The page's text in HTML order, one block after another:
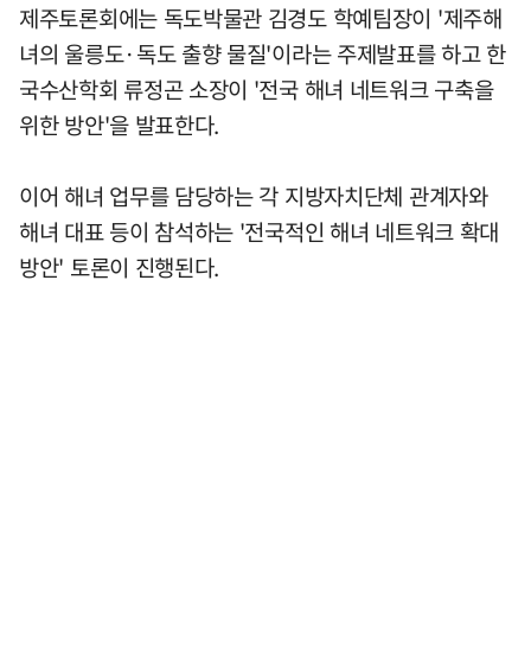
제주토론회에는 독도박물관 김경도 학예팀장이 '제주해
녀의 울릉도·독도 출향 물질'이라는 주제발표를 하고 한
국수산학회 류정곤 소장이 '전국 해녀 네트워크 구축을
위한 방안'을 발표한다.
이어 해녀 업무를 담당하는 각 지방자치단체 관계자와
해녀 대표 등이 참석하는 '전국적인 해녀 네트워크 확대
방안' 토론이 진행된다.